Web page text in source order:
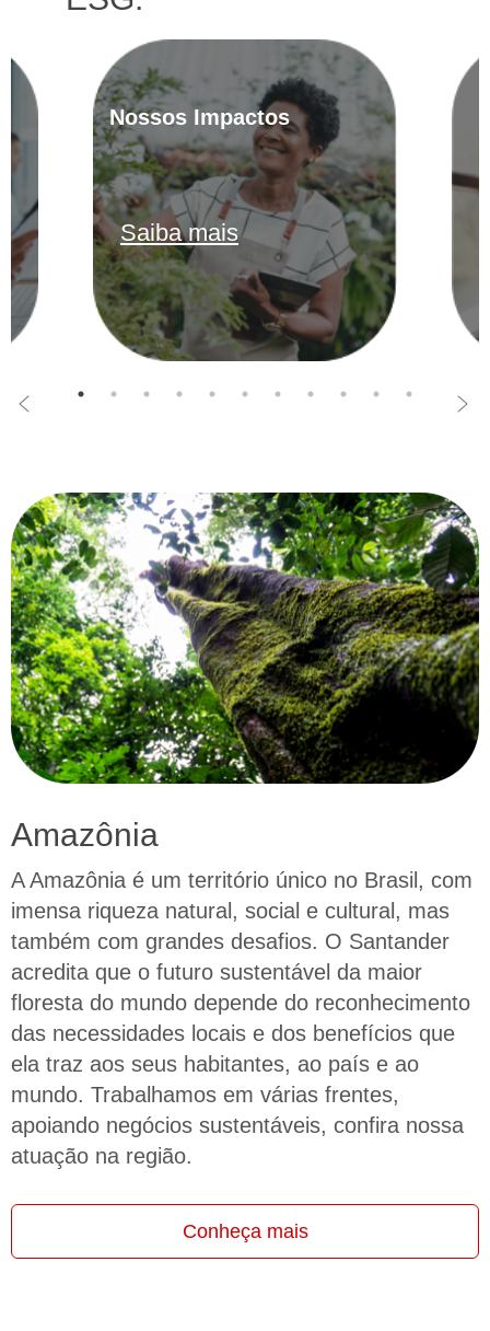
Nossos Impactos
Saiba mais
Amazônia
A Amazônia é um território único no Brasil, com
imensa riqueza natural, social e cultural, mas
também com grandes desafios. O Santander
acredita que o futuro sustentável da maior
floresta do mundo depende do reconhecimento
das necessidades locais e dos benefícios que
ela traz aos seus habitantes, ao país e ao
mundo. Trabalhamos em várias frentes,
apoiando negócios sustentáveis, confira nossa
atuação na região.
Conheça mais